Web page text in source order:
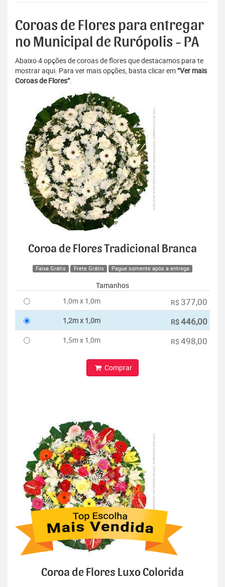
Coroas de Flores para entregar
no Municipal de Rurópolis - PA
Abaixo 4 opções de coroas de flores que destacamos para te
mostrar aqui. Para ver mais opções, basta clicar em“Ver mais
Coroas de Flores”.
Coroa de Flores Tradicional Branca
Faixa Grátis Frete Grátis Pague somente após a entrega
Tamanhos
1,0m x 1,0m
R$ 377,00
1,2m x 1,0m R$446,00
1,5m x 1,0m R$ 498,00
Comprar
Coroa de Flores Luxo Colorida